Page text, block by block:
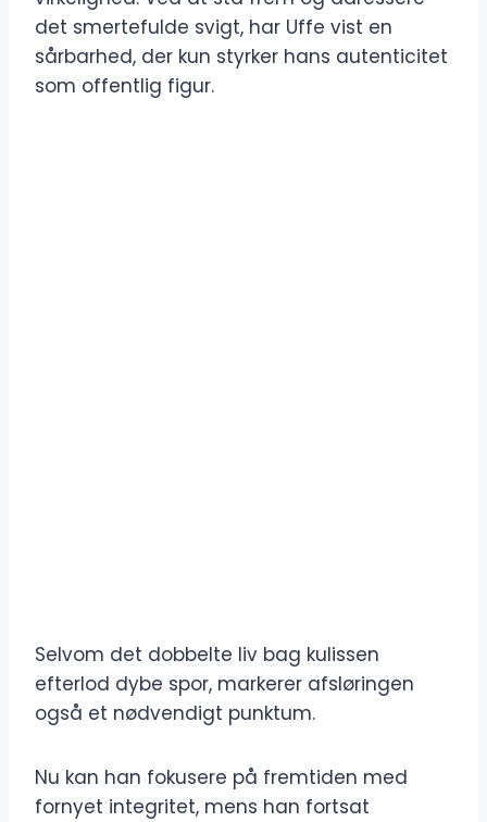
det smertefulde svigt, har Uffe vist en
sårbarhed, der kun styrker hans autenticitet
som offentlig figur.
Selvom det dobbelte liv bag kulissen
efterlod dybe spor, markerer afsløringen
også et nødvendigt punktum.
Nu kan han fokusere på fremtiden med
fornyet integritet, mens han fortsat